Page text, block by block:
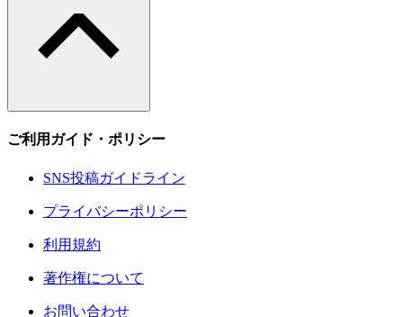
ご利用ガイド・ポリシー
SNS投稿ガイドライン
プライバシーポリシー
利用規約
著作権について
お問い合わせ